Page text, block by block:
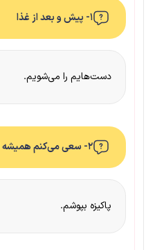
۱- پیش و بعد از غذا
دست‌هایم را می‌شویم.
۲- سعی می‌کنم همیشه لباس‌های
پاکیزه بپوشم.